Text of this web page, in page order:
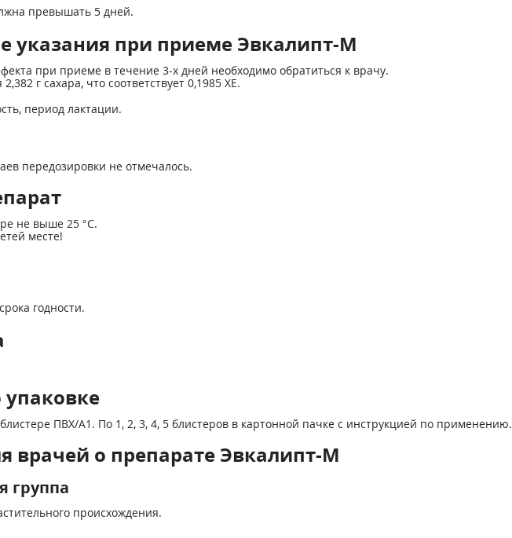
превышать 5 дней.
указания при приеме Эвкалипт-М
при приеме в течение 3-х дней необходимо обратиться к врачу.
г сахара, что соответствует 0,1985 ХЕ.
период лактации.
передозировки не отмечалось.
не выше 25 °С.
месте!
годности.
блистере ПВХ/А1. По 1, 2, 3, 4, 5 блистеров в картонной пачке с инструкцией по применению.
врачей о препарате Эвкалипт-М
группа
происхождения.